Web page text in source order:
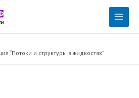
Main
“Потоки и структуры в жидкостях”